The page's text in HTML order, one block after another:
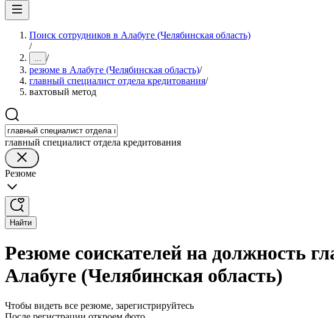
Поиск сотрудников в Алабуге (Челябинская область)
/
... /
резюме в Алабуге (Челябинская область)/
главный специалист отдела кредитования/
вахтовый метод
главный специалист отдела кредитования
Резюме
Найти
Резюме соискателей на должность
Алабуге (Челябинская область)
Чтобы видеть все резюме, зарегистрируйтесь